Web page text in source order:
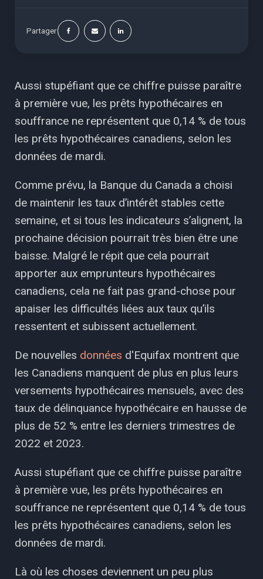
Partager
Aussi stupéfiant que ce chiffre puisse paraître
à première vue, les prêts hypothécaires en
souffrance ne représentent que 0,14 % de tous
les prêts hypothécaires canadiens, selon les
données de mardi.
Comme prévu, la Banque du Canada a choisi
de maintenir les taux d’intérêt stables cette
semaine, et si tous les indicateurs s’alignent, la
prochaine décision pourrait très bien être une
baisse. Malgré le répit que cela pourrait
apporter aux emprunteurs hypothécaires
canadiens, cela ne fait pas grand-chose pour
apaiser les difficultés liées aux taux qu’ils
ressentent et subissent actuellement.
De nouvelles données d'Equifax montrent que
les Canadiens manquent de plus en plus leurs
versements hypothécaires mensuels, avec des
taux de délinquance hypothécaire en hausse de
plus de 52 % entre les derniers trimestres de
2022 et 2023.
Aussi stupéfiant que ce chiffre puisse paraître
à première vue, les prêts hypothécaires en
souffrance ne représentent que 0,14 % de tous
les prêts hypothécaires canadiens, selon les
données de mardi.
Là où les choses deviennent un peu plus